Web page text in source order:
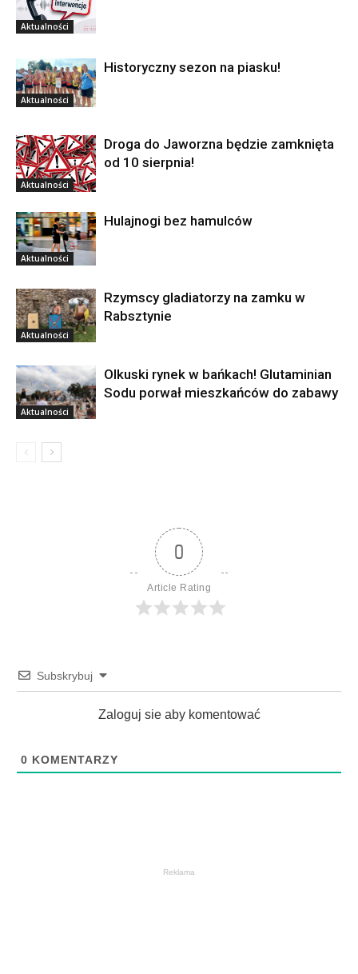
Aktualności
Aktualności
Historyczny sezon na piasku!
Aktualności
Droga do Jaworzna będzie zamknięta
od 10 sierpnia!
Aktualności
Hulajnogi bez hamulców
Aktualności
Rzymscy gladiatorzy na zamku w
Rabsztynie
Aktualności
Olkuski rynek w bańkach! Glutaminian
Sodu porwał mieszkańców do zabawy
0
Article Rating
Subskrybuj
Zaloguj sie aby komentować
0 KOMENTARZY
Reklama